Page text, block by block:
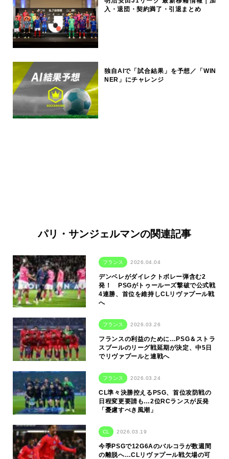
入・退団・契約満了・引退まとめ
独自AIで「試合結果」を予想／「WIN
NER」にチャレンジ
パリ・サンジェルマンの関連記事
フランス 2026.04.04
デンベレがダイレクトボレー弾含む2
発！ PSGがトゥールーズ撃破で公式戦
4連勝、首位を維持しCLリヴァプール戦
へ
フランス 2026.03.26
フランスの利益のために…PSG＆ストラ
スブールのリーグ戦延期が決定、中5日
でリヴァプールと連戦へ
フランス 2026.03.24
CL準々決勝控えるPSG、首位攻防戦の
日程変更要請も…2位RCランスが反発
「憂慮すべき風潮」
CL 2026.03.19
今季PSGで12G6Aのバルコラが数週間
の離脱へ…CLリヴァプール戦欠場の可